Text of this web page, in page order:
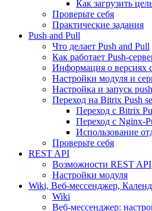
Как загрузить
Проверьте себя
Практические задания
Push and Pull
Что делает Push and Pull
Как работает Push-
Информация о версиях
Настройки модуля и
Настройка и запуск
Переход на Bitrix Push
Переход с Bitrix
Переход с Nginx-
Использование
Проверьте себя
REST API
Возможности REST API
Настройки модуля
Wiki, Веб-мессенджер,
Wiki
Веб-мессенджер: